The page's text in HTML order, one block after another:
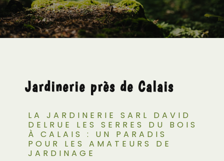
Jardinerie près de Calais
LA JARDINERIE SARL DAVID
DELRUE LES SERRES DU BOIS
À CALAIS : UN PARADIS
POUR LES AMATEURS DE
JARDINAGE